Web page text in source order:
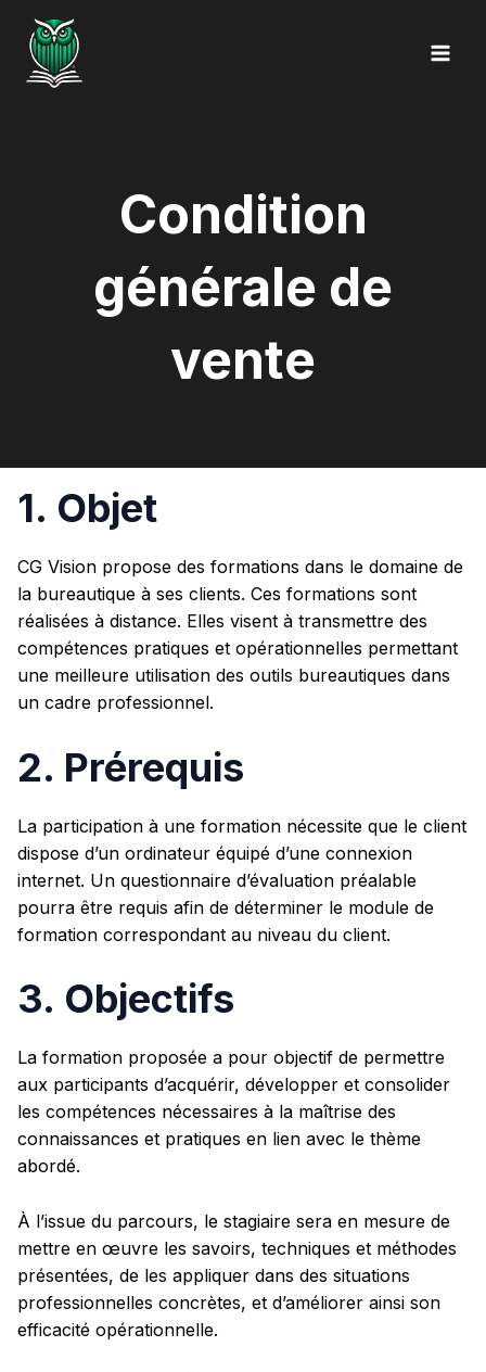
contenu
Condition
générale de
vente
1. Objet
CG Vision propose des formations dans le domaine de
la bureautique à ses clients. Ces formations sont
réalisées à distance. Elles visent à transmettre des
compétences pratiques et opérationnelles permettant
une meilleure utilisation des outils bureautiques dans
un cadre professionnel.
2. Prérequis
La participation à une formation nécessite que le client
dispose d’un ordinateur équipé d’une connexion
internet. Un questionnaire d’évaluation préalable
pourra être requis afin de déterminer le module de
formation correspondant au niveau du client.
3. Objectifs
La formation proposée a pour objectif de permettre
aux participants d’acquérir, développer et consolider
les compétences nécessaires à la maîtrise des
connaissances et pratiques en lien avec le thème
abordé.
À l’issue du parcours, le stagiaire sera en mesure de
mettre en œuvre les savoirs, techniques et méthodes
présentées, de les appliquer dans des situations
professionnelles concrètes, et d’améliorer ainsi son
efficacité opérationnelle.